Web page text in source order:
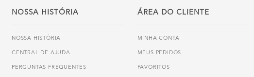
NOSSA HISTÓRIA
NOSSA HISTÓRIA
CENTRAL DE AJUDA
PERGUNTAS FREQUENTES
ÁREA DO CLIENTE
MINHA CONTA
MEUS PEDIDOS
FAVORITOS